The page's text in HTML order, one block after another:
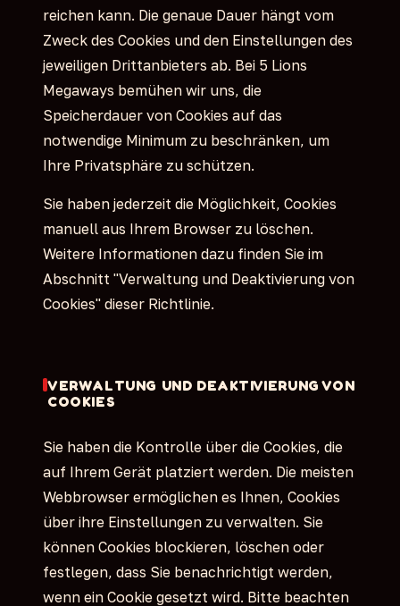
reichen kann. Die genaue Dauer hängt vom
Zweck des Cookies und den Einstellungen des
jeweiligen Drittanbieters ab. Bei 5 Lions
Megaways bemühen wir uns, die
Speicherdauer von Cookies auf das
notwendige Minimum zu beschränken, um
Ihre Privatsphäre zu schützen.
Sie haben jederzeit die Möglichkeit, Cookies
manuell aus Ihrem Browser zu löschen.
Weitere Informationen dazu finden Sie im
Abschnitt "Verwaltung und Deaktivierung von
Cookies" dieser Richtlinie.
VERWALTUNG UND DEAKTIVIERUNG VON
COOKIES
Sie haben die Kontrolle über die Cookies, die
auf Ihrem Gerät platziert werden. Die meisten
Webbrowser ermöglichen es Ihnen, Cookies
über ihre Einstellungen zu verwalten. Sie
können Cookies blockieren, löschen oder
festlegen, dass Sie benachrichtigt werden,
wenn ein Cookie gesetzt wird. Bitte beachten